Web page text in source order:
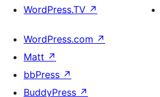
WordPress.TV ↗
WordPress.com ↗
Matt ↗
bbPress ↗
BuddyPress ↗